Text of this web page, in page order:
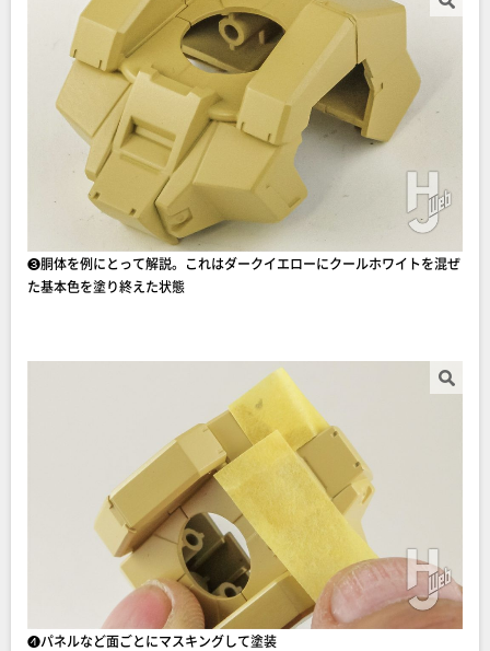
❸胴体を例にとって解説。これはダークイエローにクールホワイトを混ぜ
た基本色を塗り終えた状態
❹パネルなど面ごとにマスキングして塗装